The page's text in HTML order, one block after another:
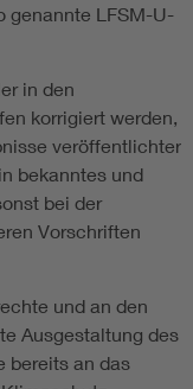
genannte LFSM-U-
in den
korrigiert werden,
veröffentlichter
bekanntes und
bei der
Vorschriften
und an den
Ausgestaltung des
bereits an das